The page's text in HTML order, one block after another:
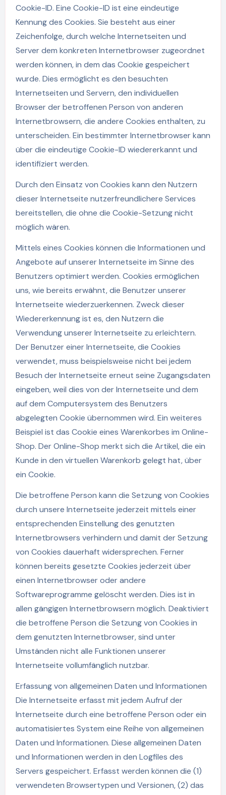
Cookie-ID. Eine Cookie-ID ist eine eindeutige
Kennung des Cookies. Sie besteht aus einer
Zeichenfolge, durch welche Internetseiten und
Server dem konkreten Internetbrowser zugeordnet
werden können, in dem das Cookie gespeichert
wurde. Dies ermöglicht es den besuchten
Internetseiten und Servern, den individuellen
Browser der betroffenen Person von anderen
Internetbrowsern, die andere Cookies enthalten, zu
unterscheiden. Ein bestimmter Internetbrowser kann
über die eindeutige Cookie-ID wiedererkannt und
identifiziert werden.
Durch den Einsatz von Cookies kann den Nutzern
dieser Internetseite nutzerfreundlichere Services
bereitstellen, die ohne die Cookie-Setzung nicht
möglich wären.
Mittels eines Cookies können die Informationen und
Angebote auf unserer Internetseite im Sinne des
Benutzers optimiert werden. Cookies ermöglichen
uns, wie bereits erwähnt, die Benutzer unserer
Internetseite wiederzuerkennen. Zweck dieser
Wiedererkennung ist es, den Nutzern die
Verwendung unserer Internetseite zu erleichtern.
Der Benutzer einer Internetseite, die Cookies
verwendet, muss beispielsweise nicht bei jedem
Besuch der Internetseite erneut seine Zugangsdaten
eingeben, weil dies von der Internetseite und dem
auf dem Computersystem des Benutzers
abgelegten Cookie übernommen wird. Ein weiteres
Beispiel ist das Cookie eines Warenkorbes im Online-
Shop. Der Online-Shop merkt sich die Artikel, die ein
Kunde in den virtuellen Warenkorb gelegt hat, über
ein Cookie.
Die betroffene Person kann die Setzung von Cookies
durch unsere Internetseite jederzeit mittels einer
entsprechenden Einstellung des genutzten
Internetbrowsers verhindern und damit der Setzung
von Cookies dauerhaft widersprechen. Ferner
können bereits gesetzte Cookies jederzeit über
einen Internetbrowser oder andere
Softwareprogramme gelöscht werden. Dies ist in
allen gängigen Internetbrowsern möglich. Deaktiviert
die betroffene Person die Setzung von Cookies in
dem genutzten Internetbrowser, sind unter
Umständen nicht alle Funktionen unserer
Internetseite vollumfänglich nutzbar.
Erfassung von allgemeinen Daten und Informationen
Die Internetseite erfasst mit jedem Aufruf der
Internetseite durch eine betroffene Person oder ein
automatisiertes System eine Reihe von allgemeinen
Daten und Informationen. Diese allgemeinen Daten
und Informationen werden in den Logfiles des
Servers gespeichert. Erfasst werden können die (1)
verwendeten Browsertypen und Versionen, (2) das